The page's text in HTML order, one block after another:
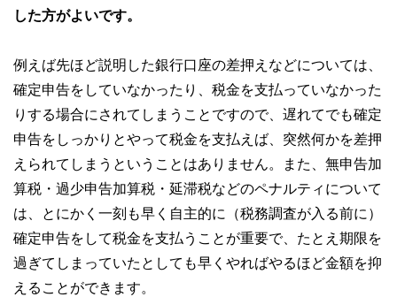
した方がよいです。
例えば先ほど説明した銀行口座の差押えなどについては、
確定申告をしていなかったり、税金を支払っていなかった
りする場合にされてしまうことですので、遅れてでも確定
申告をしっかりとやって税金を支払えば、突然何かを差押
えられてしまうということはありません。また、無申告加
算税・過少申告加算税・延滞税などのペナルティについて
は、とにかく一刻も早く自主的に（税務調査が入る前に）
確定申告をして税金を支払うことが重要で、たとえ期限を
過ぎてしまっていたとしても早くやればやるほど金額を抑
えることができます。